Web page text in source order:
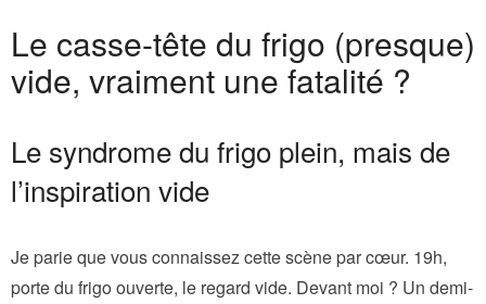
Le casse-tête du frigo (presque)
vide, vraiment une fatalité ?
Le syndrome du frigo plein, mais de
l’inspiration vide
Je parie que vous connaissez cette scène par cœur. 19h,
porte du frigo ouverte, le regard vide. Devant moi ? Un demi-